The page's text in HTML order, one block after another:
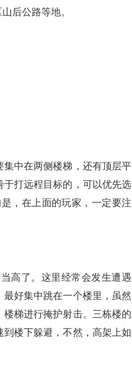
后公路等地。
中在两侧楼梯，还有顶层平
打远程目标的，可以优先选
，在上面的玩家，一定要注
高了。这里经常会发生遭遇
好集中跳在一个楼里，虽然
梯进行掩护射击。三栋楼的
楼下躲避，不然，高架上如